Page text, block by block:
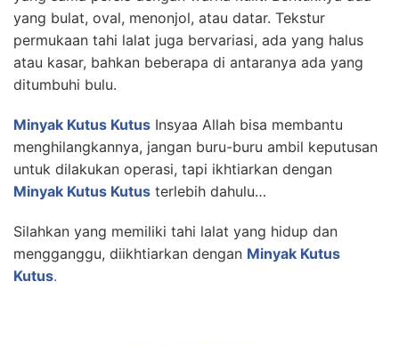
yang bulat, oval, menonjol, atau datar. Tekstur
permukaan tahi lalat juga bervariasi, ada yang halus
atau kasar, bahkan beberapa di antaranya ada yang
ditumbuhi bulu.
Minyak Kutus Kutus Insyaa Allah bisa membantu
menghilangkannya, jangan buru-buru ambil keputusan
untuk dilakukan operasi, tapi ikhtiarkan dengan
Minyak Kutus Kutus terlebih dahulu…
Silahkan yang memiliki tahi lalat yang hidup dan
mengganggu, diikhtiarkan dengan Minyak Kutus
Kutus.